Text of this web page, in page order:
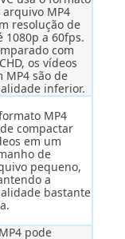
arquivo MP4
resolução de
1080p a 60fps.
com
os vídeos
MP4 são de
inferior.
MP4
compactar
em um
de
pequeno,
a
bastante
pode